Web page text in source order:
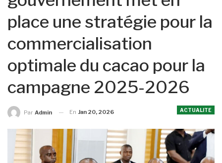
place une stratégie pour la
commercialisation
optimale du cacao pour la
campagne 2025-2026
ACTUALITE
Par Admin En Jan 20, 2026